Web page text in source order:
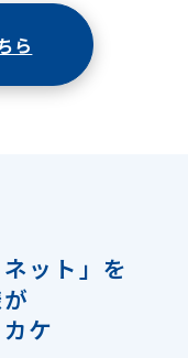
ら
ット」を
ケ